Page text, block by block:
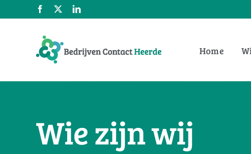
naar
Facebook LinkedIn
Home
Wie zijn wij